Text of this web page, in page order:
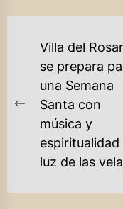
NAVEGACIÓN
ENTRADAS
Previous
post:
Villa del
se prepara
una Semana
Santa con
música y
espiritualidad
luz de las